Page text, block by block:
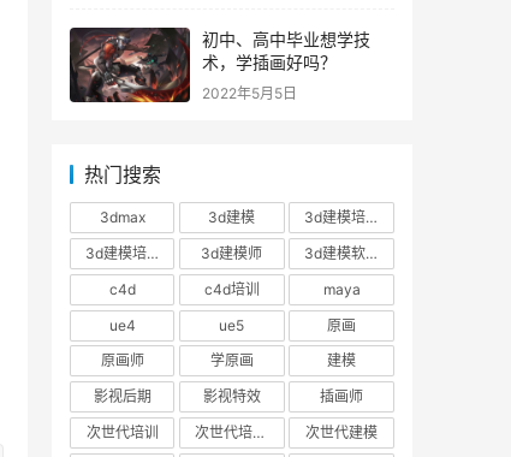
初中、高中毕业想学技
术，学插画好吗？
2022年5月5日
热门搜索
3dmax 3d建模
3d建模培训
3d建模培训班
3d建模师
3d建模软件
c4d
c4d培训
maya
ue4
ue5
原画
原画师
学原画
建模
影视后期
影视特效
插画师
次世代培训
次世代培训机构
次世代建模